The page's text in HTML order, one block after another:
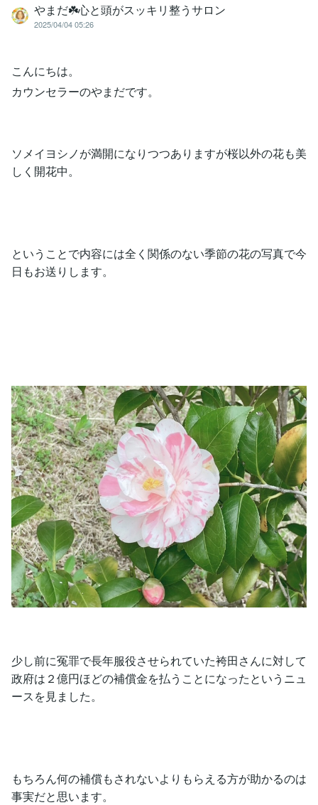
やまだ☘️心と頭がスッキリ整うサロン
2025/04/04 05:26
こんにちは。
カウンセラーのやまだです。
ソメイヨシノが満開になりつつありますが桜以外の花も美
しく開花中。
ということで内容には全く関係のない季節の花の写真で今
日もお送りします。
少し前に冤罪で長年服役させられていた袴田さんに対して
政府は２億円ほどの補償金を払うことになったというニュ
ースを見ました。
もちろん何の補償もされないよりもらえる方が助かるのは
事実だと思います。